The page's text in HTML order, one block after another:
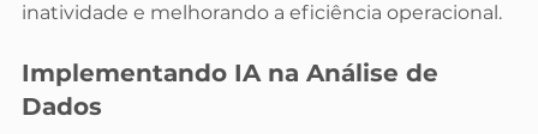
inatividade e melhorando a eficiência operacional.
Implementando IA na Análise de
Dados